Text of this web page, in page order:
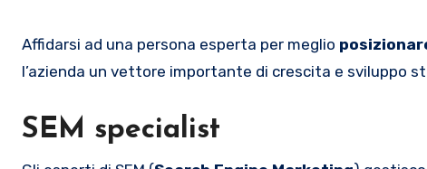
Affidarsi ad una persona esperta per meglio
l’azienda un vettore importante di crescita e sviluppo
SEM specialist